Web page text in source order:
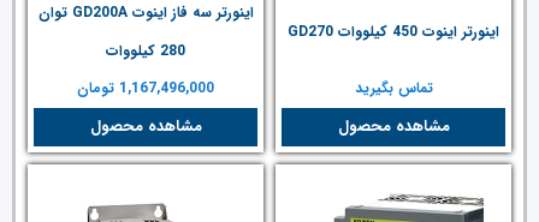
اینورتر اینوت 450 کیلووات GD270
تماس بگیرید
مشاهده محصول
اینورتر سه فاز اینوت GD200A توان
280 کیلووات
1,167,496,000 تومان
مشاهده محصول